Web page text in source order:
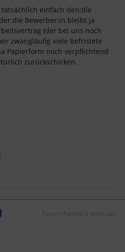
einfach den:die
Bewerber:in bleibt ja
(der bei uns noch
zwangläufig viele befristete
Papierform noch verpflichtend
zurückschicken.
Forum|Forum|3 years ago